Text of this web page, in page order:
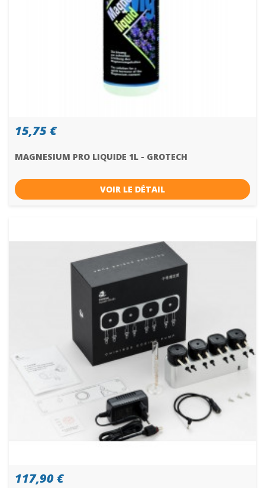
15,75 €
MAGNESIUM PRO LIQUIDE 1L - GROTECH
VOIR LE DÉTAIL
117,90 €